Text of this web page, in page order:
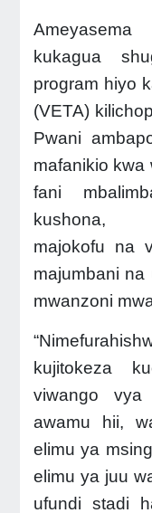
kukagua
program hiyo
(VETA)
Pwani
mafanikio kwa
fani
kushona,
majokofu na
majumbani na
mwanzoni
kujitokeza
viwango
awamu hii,
elimu ya
elimu ya juu
ufundi stadi